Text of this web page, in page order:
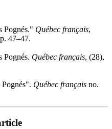
Pognés." Québec français,
47–47.
Pognés. Québec français, (28),
Québec français no.